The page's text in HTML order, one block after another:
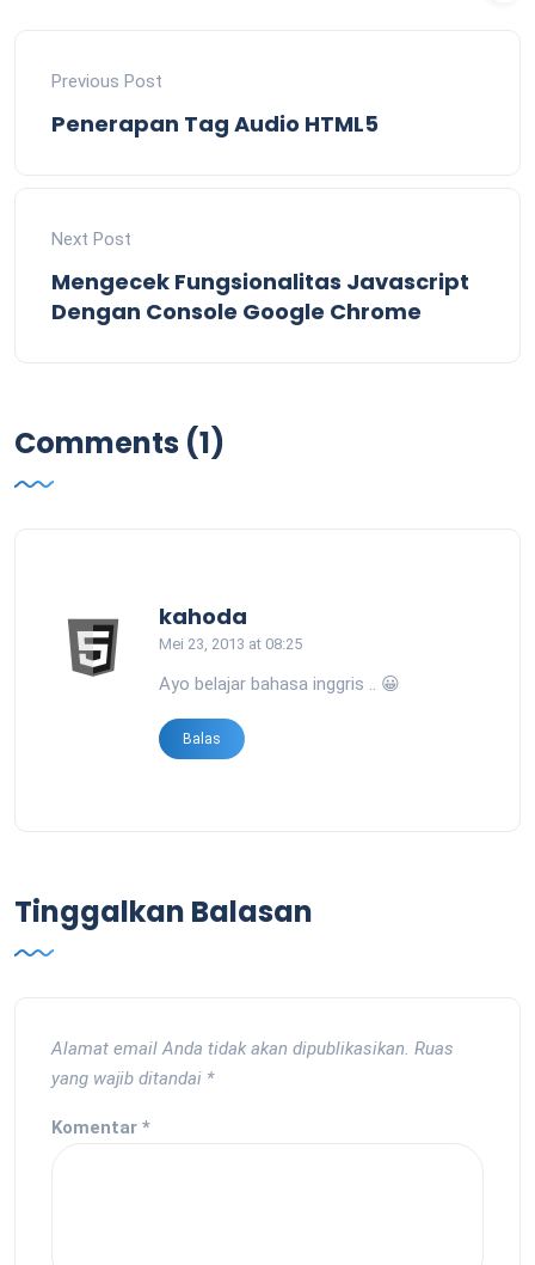
Previous Post
Penerapan Tag Audio HTML5
Next Post
Mengecek Fungsionalitas Javascript
Dengan Console Google Chrome
Comments (1)
kahoda
Mei 23, 2013 at 08:25
Ayo belajar bahasa inggris .. 😀
Balas
Tinggalkan Balasan
Alamat email Anda tidak akan dipublikasikan. Ruas
yang wajib ditandai *
Komentar *